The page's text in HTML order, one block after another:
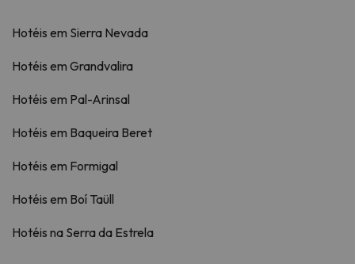
Hotéis em Sierra Nevada
Hotéis em Grandvalira
Hotéis em Pal-Arinsal
Hotéis em Baqueira Beret
Hotéis em Formigal
Hotéis em Boí Taüll
Hotéis na Serra da Estrela